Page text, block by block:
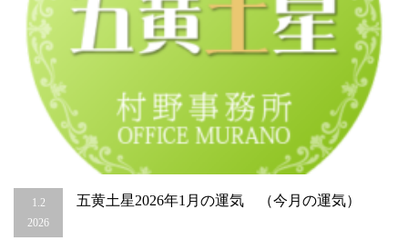
1.2
2026
五黄土星2026年1月の運気 （今月の運気）